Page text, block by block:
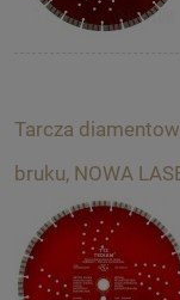
Tarcza
bruku, NOWA